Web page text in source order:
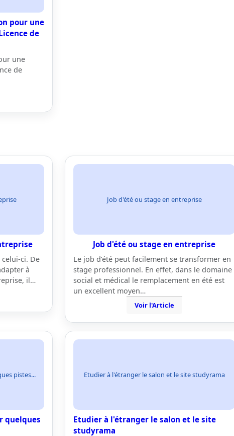
pour une
de
une
de
ci. De
à
il…
Job d'été ou stage en entreprise
Job d'été ou stage en entreprise
Le job d’été peut facilement se transformer en
stage professionnel. En effet, dans le domaine
social et médical le remplacement en été est
un excellent moyen…
Voir l'Article
pistes...
quelques
Etudier à l'étranger le salon et le site studyrama
Etudier à l'étranger le salon et le site
studyrama